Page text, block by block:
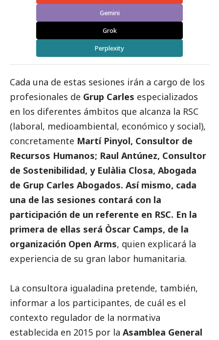
Gemini
Grok
Perplexity
Cada una de estas sesiones irán a cargo de los
profesionales de Grup Carles especializados
en los diferentes ámbitos que alcanza la RSC
(laboral, medioambiental, económico y social),
concretamente Martí Pinyol, Consultor de
Recursos Humanos; Raul Antúnez, Consultor
de Sostenibilidad, y Eulàlia Closa, Abogada
de Grup Carles Abogados. Así mismo, cada
una de las sesiones contará con la
participación de un referente en RSC. En la
primera de ellas será Òscar Camps, de la
organización Open Arms, quien explicará la
experiencia de su gran labor humanitaria.
La consultora igualadina pretende, también,
informar a los participantes, de cuál es el
contexto regulador de la normativa
establecida en 2015 por la Asamblea General